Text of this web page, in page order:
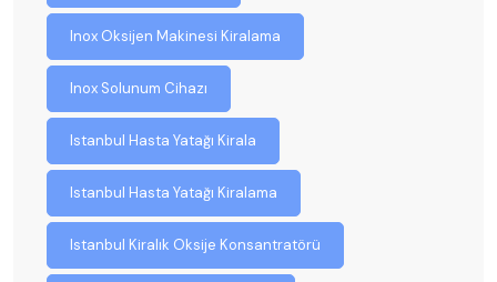
Inox Oksijen Makinesi Kiralama
Inox Solunum Cihazı
Istanbul Hasta Yatağı Kirala
Istanbul Hasta Yatağı Kiralama
Istanbul Kiralık Oksije Konsantratörü